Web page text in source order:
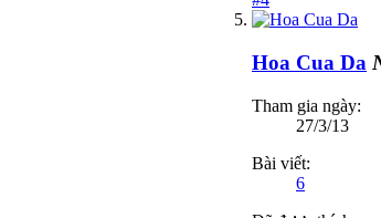
Hoa Cua Da
Tham gia ngày:
27/3/13
Bài viết:
6